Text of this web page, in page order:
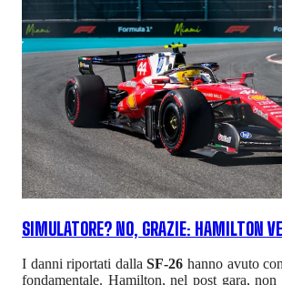
SIMULATORE? NO, GRAZIE: HAMILTON
I danni riportati dallaSF-26hanno avuto
fondamentale. Hamilton, nel post gara,